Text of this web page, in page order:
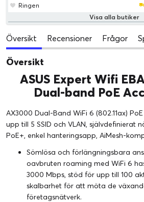
Ringen
Visa alla butiker
Översikt Recensioner Frågor
Översikt
ASUS Expert Wifi
Dual-band PoE
AX3000 Dual-Band WiFi 6 (802.11ax)
upp till 5 SSID och VLAN, självdefinierat
PoE+, enkel hanteringsapp, AiMesh-
Sömlösa och förlängningsbara
oavbruten roaming med WiFi 6
3000 Mbps, stöd för upp till 100
skalbarhet för att möta de
företagsnätverk.